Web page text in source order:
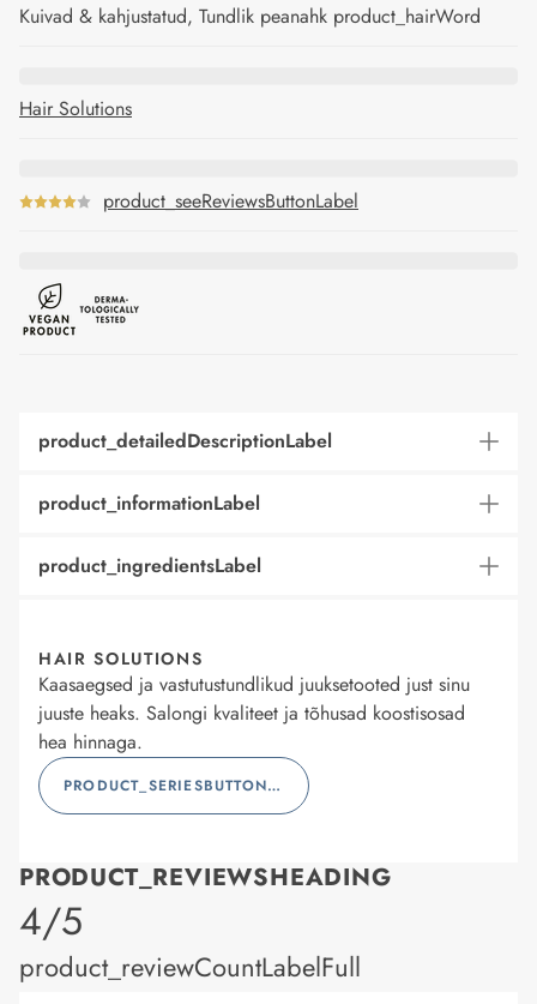
Kuivad & kahjustatud, Tundlik peanahk product_hairWord
Hair Solutions
product_seeReviewsButtonLabel
product_detailedDescriptionLabel
product_informationLabel
product_ingredientsLabel
HAIR SOLUTIONS
Kaasaegsed ja vastutustundlikud juuksetooted just sinu
juuste heaks. Salongi kvaliteet ja tõhusad koostisosad
hea hinnaga.
PRODUCT_SERIESBUTTONLABEL
PRODUCT_REVIEWSHEADING
product_rating
4/5
product_reviewCountLabelFull